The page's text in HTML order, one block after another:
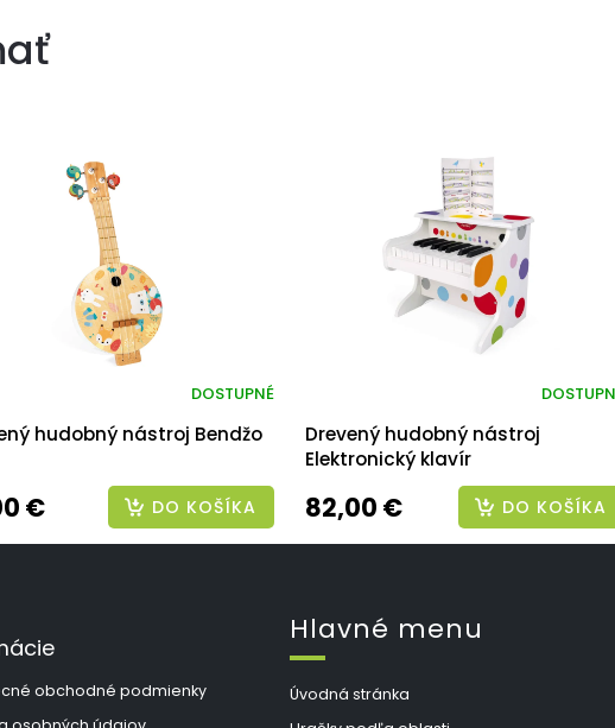
hudobný nástroj Bendžo
DOSTUPNÉ
€ DO KOŠÍKA
Drevený hudobný nástroj
Elektronický klavír
82,00 € DO KOŠÍKA
obchodné podmienky
Hlavné menu
Úvodná stránka